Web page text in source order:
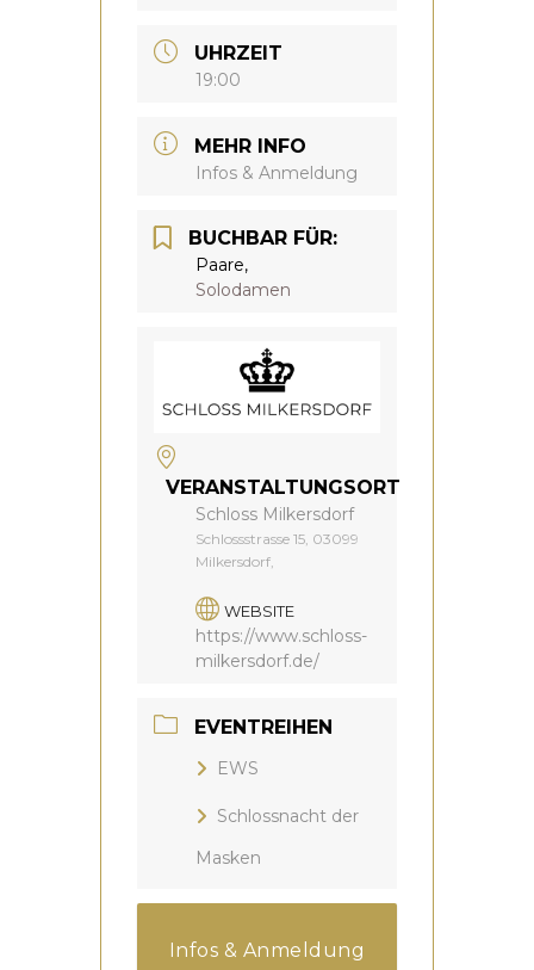
UHRZEIT
19:00
MEHR INFO
Infos & Anmeldung
BUCHBAR FÜR:
Paare,
Solodamen
VERANSTALTUNGSORT
Schloss Milkersdorf
Schlossstrasse 15, 03099
Milkersdorf,
WEBSITE
https://www.schloss-
milkersdorf.de/
EVENTREIHEN
EWS
Schlossnacht der
Masken
Infos & Anmeldung